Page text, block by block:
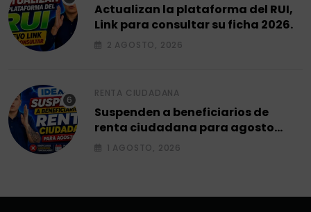
Actualizan la plataforma del RUI,
Link para consultar su ficha 2026.
2 AGOSTO, 2026
RENTA CIUDADANA
Suspenden a beneficiarios de
renta ciudadana para agosto
2026.
1 AGOSTO, 2026